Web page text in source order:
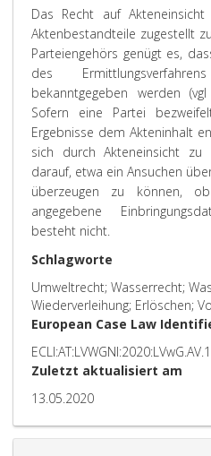
Das Recht auf
Aktenbestandteile zugestellt
Parteiengehörs genügt es,
des
bekanntgegeben werden
Sofern eine Partei
Ergebnisse dem Akteninhalt
sich durch Akteneinsicht zu
darauf, etwa ein Ansuchen
überzeugen zu können,
angegebene
besteht nicht.
Schlagworte
Umweltrecht; Wasserrecht;
Wiederverleihung; Erlöschen;
European Case Law
Zuletzt aktualisiert am
13.05.2020